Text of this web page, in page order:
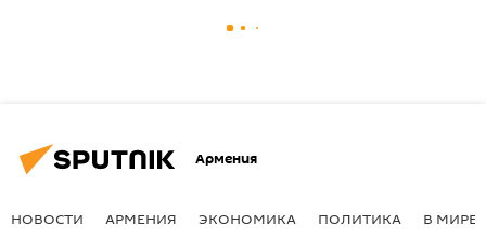
Армения
НОВОСТИ АРМЕНИЯ ЭКОНОМИКА ПОЛИТИКА В МИРЕ